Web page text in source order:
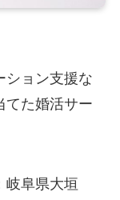
ション支援な
てた婚活サー
阜県大垣